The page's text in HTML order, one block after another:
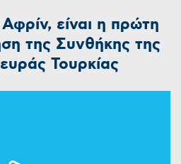
είναι η πρώτη
της Συνθήκης της
Τουρκίας